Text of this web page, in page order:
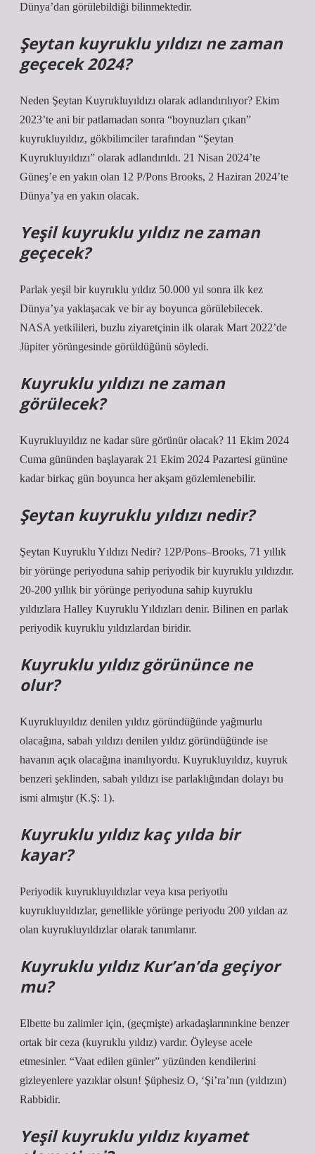
Dünya’dan görülebildiği bilinmektedir.
Şeytan kuyruklu yıldızı ne zaman
geçecek 2024?
Neden Şeytan Kuyrukluyıldızı olarak adlandırılıyor? Ekim
2023’te ani bir patlamadan sonra “boynuzları çıkan”
kuyrukluyıldız, gökbilimciler tarafından “Şeytan
Kuyrukluyıldızı” olarak adlandırıldı. 21 Nisan 2024’te
Güneş’e en yakın olan 12 P/Pons Brooks, 2 Haziran 2024’te
Dünya’ya en yakın olacak.
Yeşil kuyruklu yıldız ne zaman
geçecek?
Parlak yeşil bir kuyruklu yıldız 50.000 yıl sonra ilk kez
Dünya’ya yaklaşacak ve bir ay boyunca görülebilecek.
NASA yetkilileri, buzlu ziyaretçinin ilk olarak Mart 2022’de
Jüpiter yörüngesinde görüldüğünü söyledi.
Kuyruklu yıldızı ne zaman
görülecek?
Kuyrukluyıldız ne kadar süre görünür olacak? 11 Ekim 2024
Cuma gününden başlayarak 21 Ekim 2024 Pazartesi gününe
kadar birkaç gün boyunca her akşam gözlemlenebilir.
Şeytan kuyruklu yıldızı nedir?
Şeytan Kuyruklu Yıldızı Nedir? 12P/Pons–Brooks, 71 yıllık
bir yörünge periyoduna sahip periyodik bir kuyruklu yıldızdır.
20-200 yıllık bir yörünge periyoduna sahip kuyruklu
yıldızlara Halley Kuyruklu Yıldızları denir. Bilinen en parlak
periyodik kuyruklu yıldızlardan biridir.
Kuyruklu yıldız görününce ne
olur?
Kuyrukluyıldız denilen yıldız göründüğünde yağmurlu
olacağına, sabah yıldızı denilen yıldız göründüğünde ise
havanın açık olacağına inanılıyordu. Kuyrukluyıldız, kuyruk
benzeri şeklinden, sabah yıldızı ise parlaklığından dolayı bu
ismi almıştır (K.Ş: 1).
Kuyruklu yıldız kaç yılda bir
kayar?
Periyodik kuyrukluyıldızlar veya kısa periyotlu
kuyrukluyıldızlar, genellikle yörünge periyodu 200 yıldan az
olan kuyrukluyıldızlar olarak tanımlanır.
Kuyruklu yıldız Kur’an’da geçiyor
mu?
Elbette bu zalimler için, (geçmişte) arkadaşlarınınkine benzer
ortak bir ceza (kuyruklu yıldız) vardır. Öyleyse acele
etmesinler. “Vaat edilen günler” yüzünden kendilerini
gizleyenlere yazıklar olsun! Şüphesiz O, ‘Şi’ra’nın (yıldızın)
Rabbidir.
Yeşil kuyruklu yıldız kıyamet